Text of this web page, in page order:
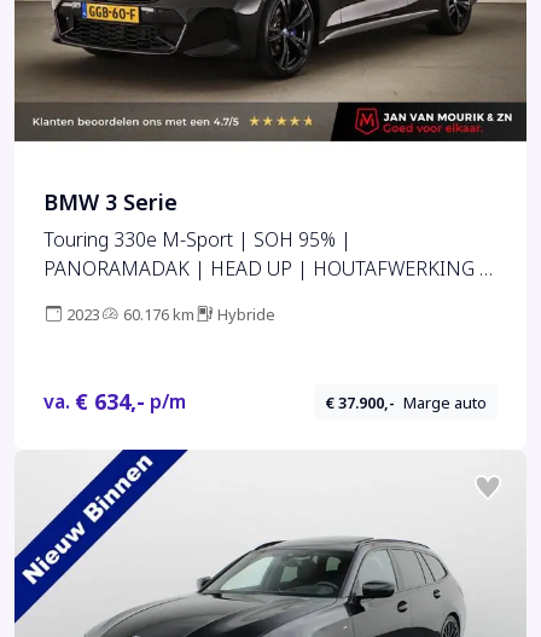
BMW 3 Serie
Touring 330e M-Sport | SOH 95% |
PANORAMADAK | HEAD UP | HOUTAFWERKING |
2023 60.176 km Hybride
va. € 634,- p/m € 37.900,- Marge auto